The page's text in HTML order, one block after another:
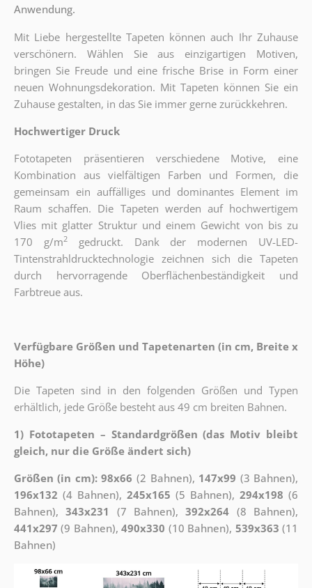
Anwendung.
Mit Liebe hergestellte Tapeten können auch Ihr Zuhause
verschönern. Wählen Sie aus einzigartigen Motiven,
bringen Sie Freude und eine frische Brise in Form einer
neuen Wohnungsdekoration. Mit Tapeten können Sie ein
Zuhause gestalten, in das Sie immer gerne zurückkehren.
Hochwertiger Druck
Fototapeten präsentieren verschiedene Motive, eine
Kombination aus vielfältigen Farben und Formen, die
gemeinsam ein auffälliges und dominantes Element im
Raum schaffen. Die Tapeten werden auf hochwertigem
Vlies mit glatter Struktur und einem Gewicht von bis zu
170 g/m2gedruckt. Dank der modernen UV-LED-
Tintenstrahldrucktechnologie zeichnen sich die Tapeten
durch hervorragende Oberflächenbeständigkeit und
Farbtreue aus.
Verfügbare Größen und Tapetenarten (in cm, Breite x
Höhe)
Die Tapeten sind in den folgenden Größen und Typen
erhältlich, jede Größe besteht aus 49 cm breiten Bahnen.
1) Fototapeten – Standardgrößen (das Motiv bleibt
gleich, nur die Größe ändert sich)
Größen (in cm): 98x66 (2 Bahnen), 147x99 (3 Bahnen),
196x132 (4 Bahnen), 245x165 (5 Bahnen),294x198 (6
Bahnen),343x231 (7 Bahnen),392x264 (8 Bahnen),
441x297 (9 Bahnen),490x330 (10 Bahnen), 539x363 (11
Bahnen)